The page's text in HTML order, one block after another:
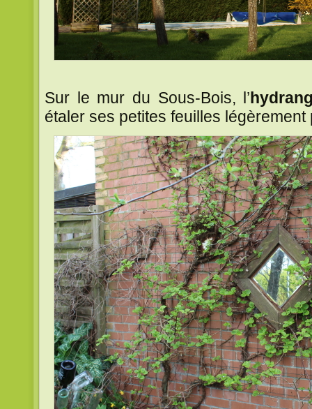
Sur le mur du Sous-Bois, l’
étaler ses petites feuilles légèrement